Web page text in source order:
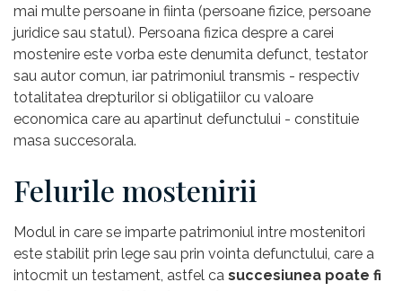
mai multe persoane in fiinta (persoane fizice, persoane
juridice sau statul). Persoana fizica despre a carei
mostenire este vorba este denumita defunct, testator
sau autor comun, iar patrimoniul transmis - respectiv
totalitatea drepturilor si obligatiilor cu valoare
economica care au apartinut defunctului - constituie
masa succesorala.
Felurile mostenirii
Modul in care se imparte patrimoniul intre mostenitori
este stabilit prin lege sau prin vointa defunctului, care a
intocmit un testament, astfel ca succesiunea poate fi